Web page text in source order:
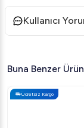
doğranmasını
Güç:1.3 kW
256x415x482
Kullanıcı
Buna Benzer
Ücretsiz Kargo